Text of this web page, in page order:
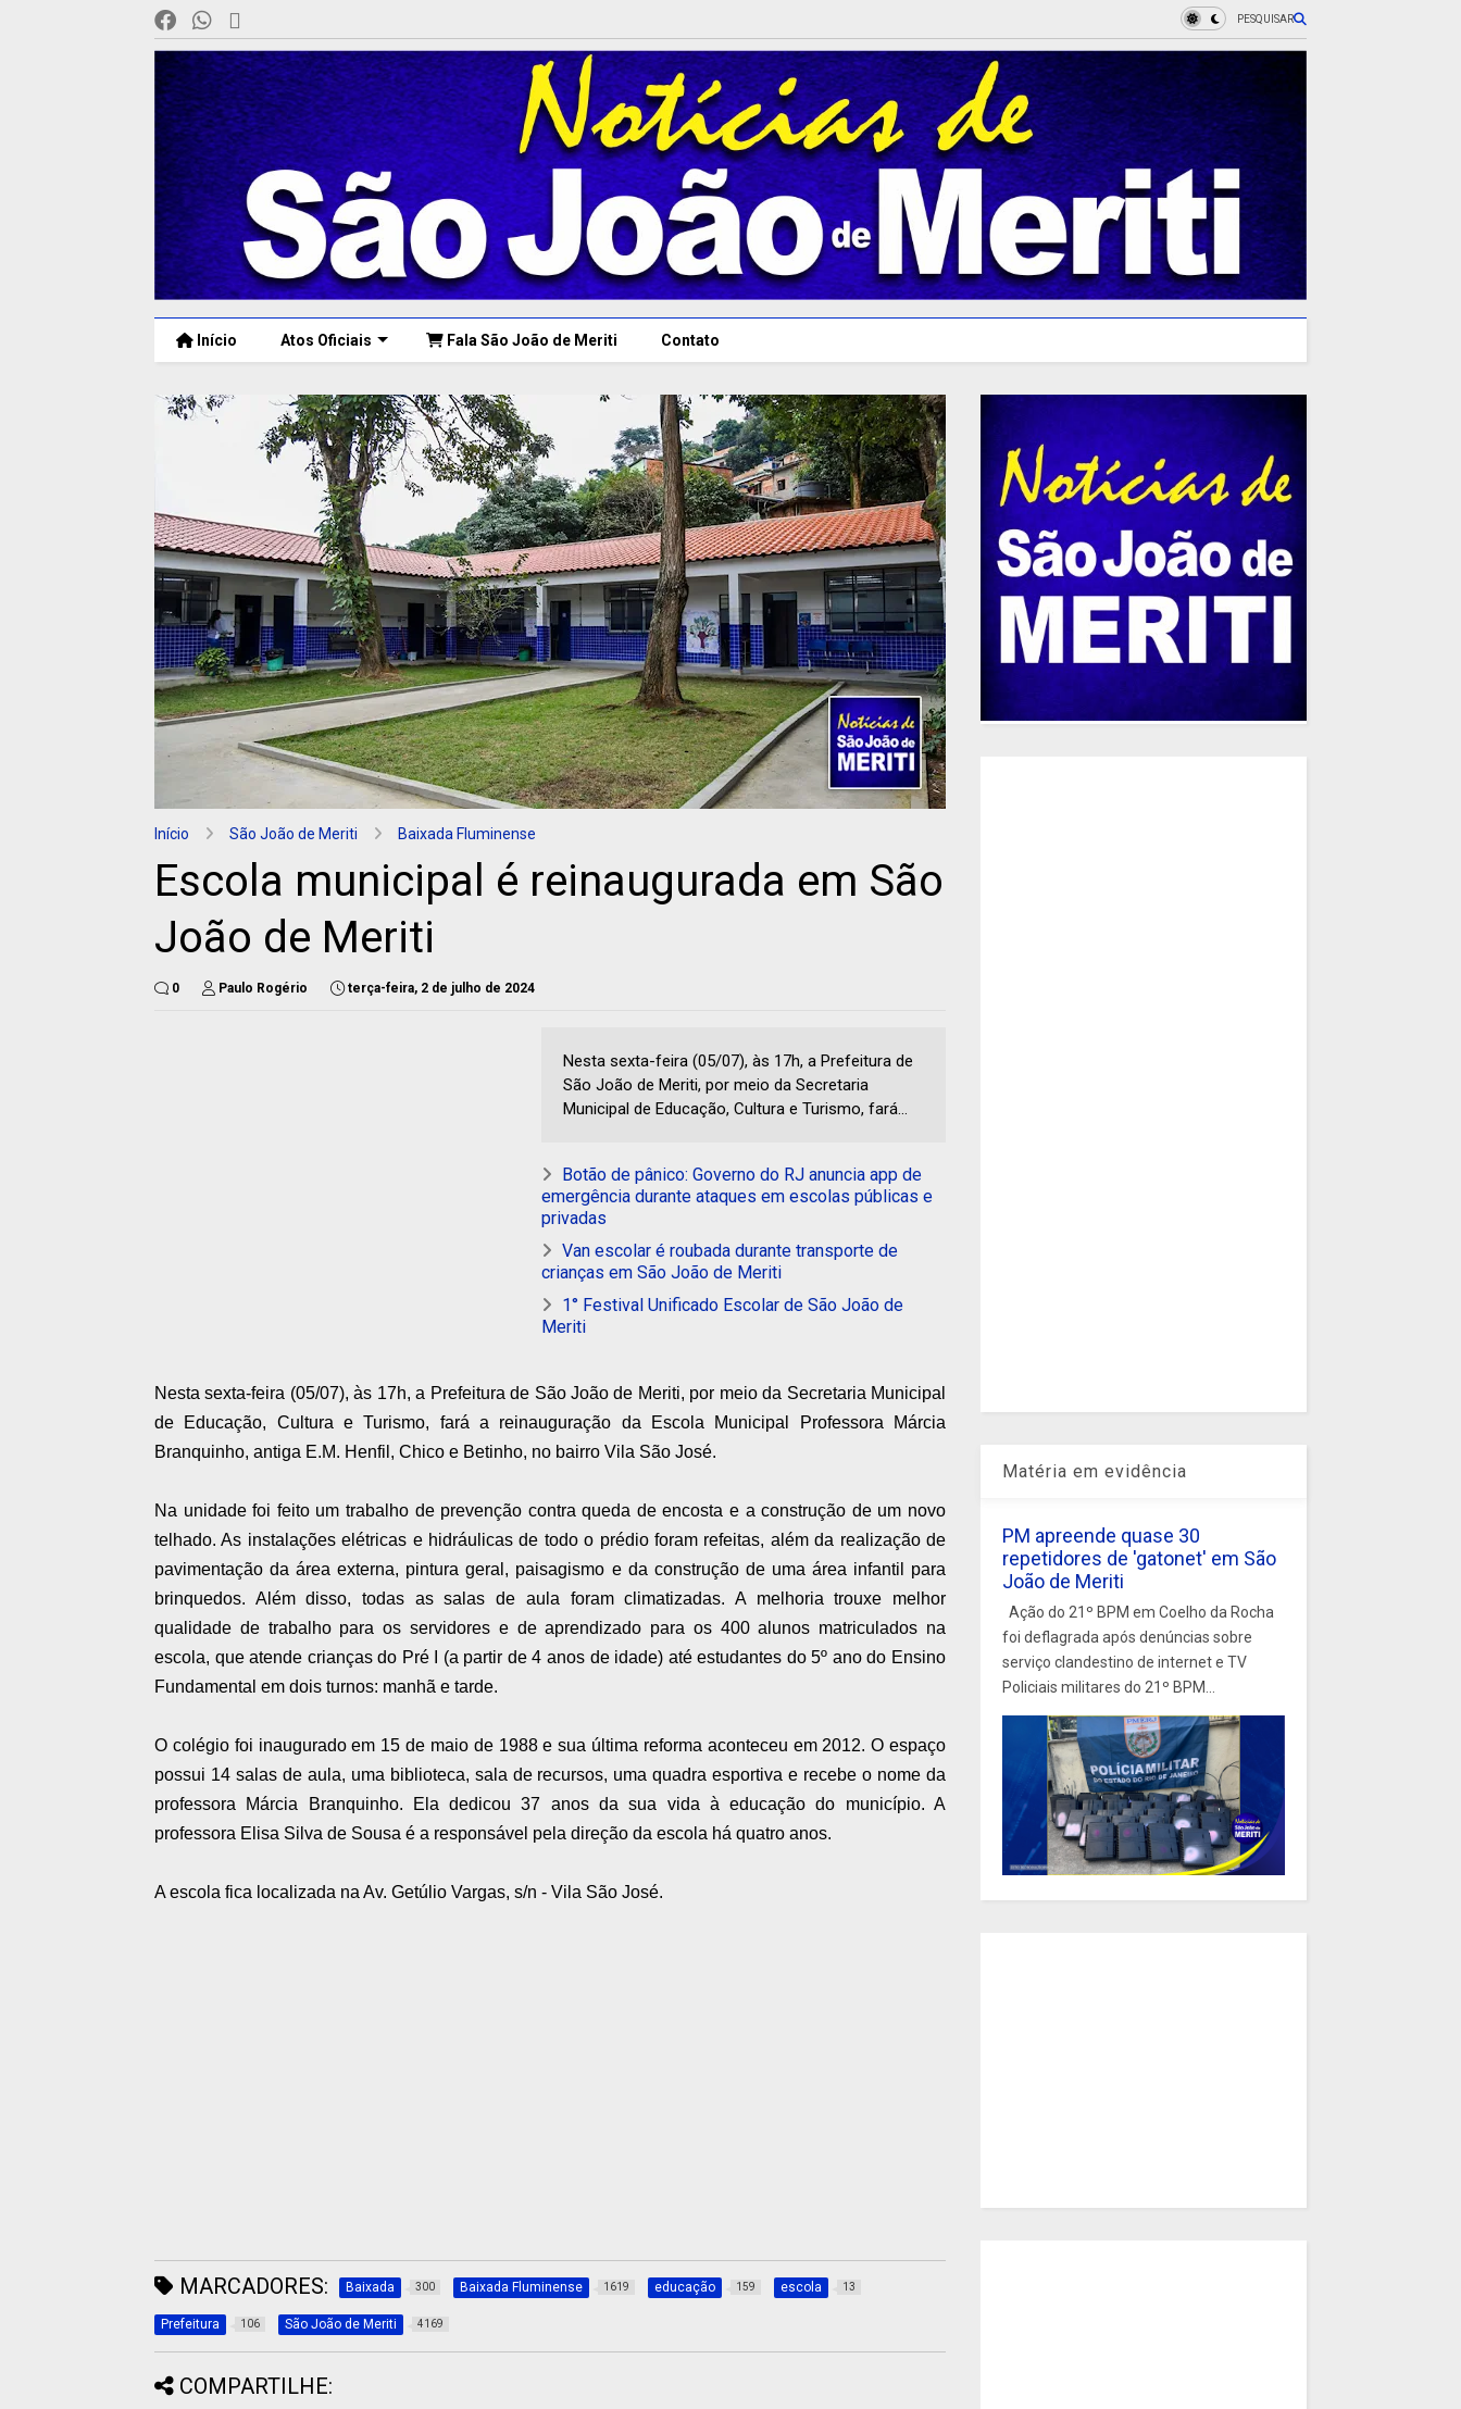
PESQUISAR
Início Atos Oficiais Fala São João de Meriti Contato
Início São João de Meriti Baixada Fluminense
Escola municipal é reinaugurada em São
João de Meriti
0 Paulo Rogério terça-feira, 2 de julho de 2024
Nesta sexta-feira (05/07), às 17h, a Prefeitura de
São João de Meriti, por meio da Secretaria
Municipal de Educação, Cultura e Turismo, fará...
Botão de pânico: Governo do RJ anuncia app de
emergência durante ataques em escolas públicas e
privadas
Van escolar é roubada durante transporte de
crianças em São João de Meriti
1° Festival Unificado Escolar de São João de
Meriti
Nesta sexta-feira (05/07), às 17h, a Prefeitura de São João de Meriti, por meio da Secretaria Municipal
de Educação, Cultura e Turismo, fará a reinauguração da Escola Municipal Professora Márcia
Branquinho, antiga E.M. Henfil, Chico e Betinho, no bairro Vila São José.
Na unidade foi feito um trabalho de prevenção contra queda de encosta e a construção de um novo
telhado. As instalações elétricas e hidráulicas de todo o prédio foram refeitas, além da realização de
pavimentação da área externa, pintura geral, paisagismo e da construção de uma área infantil para
brinquedos. Além disso, todas as salas de aula foram climatizadas. A melhoria trouxe melhor
qualidade de trabalho para os servidores e de aprendizado para os 400 alunos matriculados na
escola, que atende crianças do Pré I (a partir de 4 anos de idade) até estudantes do 5º ano do Ensino
Fundamental em dois turnos: manhã e tarde.
O colégio foi inaugurado em 15 de maio de 1988 e sua última reforma aconteceu em 2012. O espaço
possui 14 salas de aula, uma biblioteca, sala de recursos, uma quadra esportiva e recebe o nome da
professora Márcia Branquinho. Ela dedicou 37 anos da sua vida à educação do município. A
professora Elisa Silva de Sousa é a responsável pela direção da escola há quatro anos.
A escola fica localizada na Av. Getúlio Vargas, s/n - Vila São José.
MARCADORES: Baixada 300 Baixada Fluminense 1619 educação 159 escola 13
Prefeitura 106 São João de Meriti 4169
COMPARTILHE:
Matéria em evidência
PM apreende quase 30
repetidores de 'gatonet' em São
João de Meriti
Ação do 21º BPM em Coelho da Rocha
foi deflagrada após denúncias sobre
serviço clandestino de internet e TV
Policiais militares do 21º BPM...